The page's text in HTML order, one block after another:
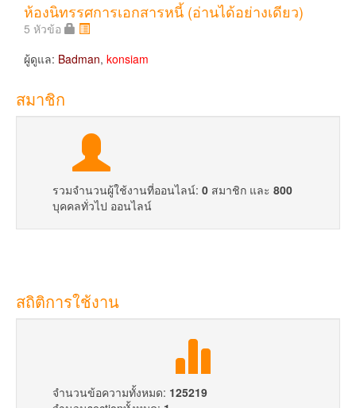
ห้องนิทรรศการเอกสารหนี้ (อ่านได้อย่างเดียว)
5 หัวข้อ
ผู้ดูแล: Badman, konsiam
สมาชิก
รวมจำนวนผู้ใช้งานที่ออนไลน์: 0 สมาชิก และ 800
บุคคลทั่วไป ออนไลน์
สถิติการใช้งาน
จำนวนข้อความทั้งหมด: 125219